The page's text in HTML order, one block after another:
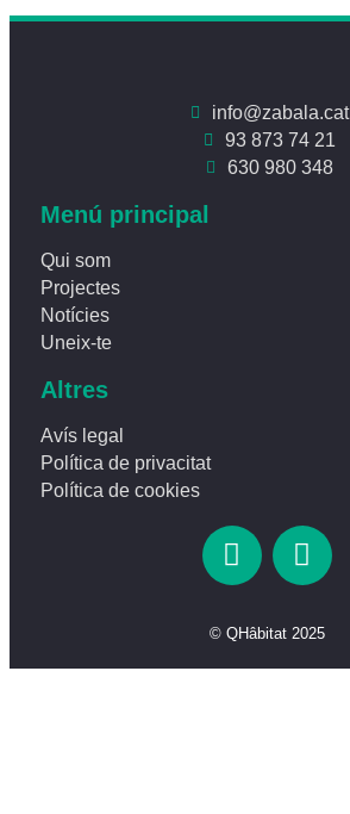
info@zabala.cat
93 873 74 21
630 980 348
Menú principal
Qui som
Projectes
Notícies
Uneix-te
Altres
Avís legal
Política de privacitat
Política de cookies
© QHâbitat 2025